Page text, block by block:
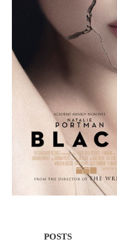
juillet 2012
mai 2012
février 2012
janvier 2012
décembre 2011
novembre 2011
octobre 2011
septembre 2011
POSTS